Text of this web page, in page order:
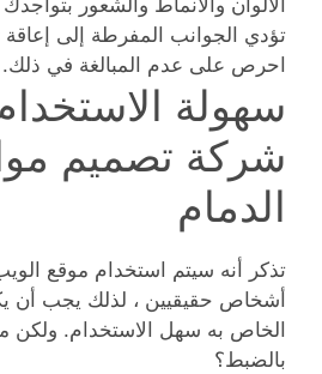
الألوان والأنماط والشعور
تؤدي الجوانب المفرطة إلى إعاقة
احرص على عدم المبالغة في ذلك.
سهولة
شركة تصميم
الدمام
تذكر أنه سيتم استخدام موقع
أشخاص حقيقيين ، لذلك يجب أن
الخاص به سهل الاستخدام. ولكن
بالضبط؟